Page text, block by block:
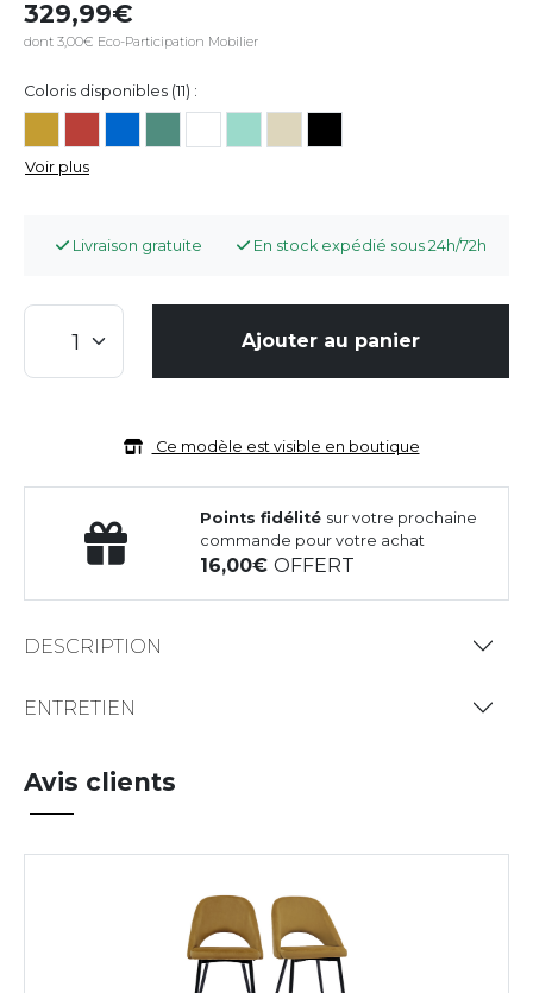
329,99
dont 3,00€ Eco-Participation Mobilier
Coloris disponibles (11) :
Voir plus
Livraison gratuite En stock expédié sous 24h/72h
Ajouter au panier
Ce modèle est visible en boutique
Points fidélité sur votre prochaine
commande pour votre achat
16,00OFFERT
DESCRIPTION
ENTRETIEN
Avis clients